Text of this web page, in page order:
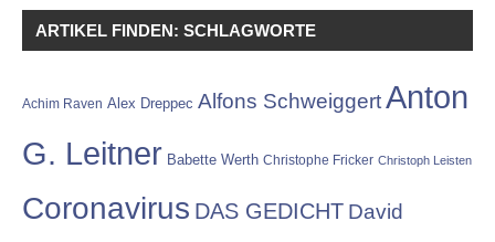
ARTIKEL FINDEN: SCHLAGWORTE
Achim Raven Alex Dreppec Alfons SchweiggertAnton
G. Leitner Babette Werth Christophe Fricker Christoph Leisten
Coronavirus DAS GEDICHT David